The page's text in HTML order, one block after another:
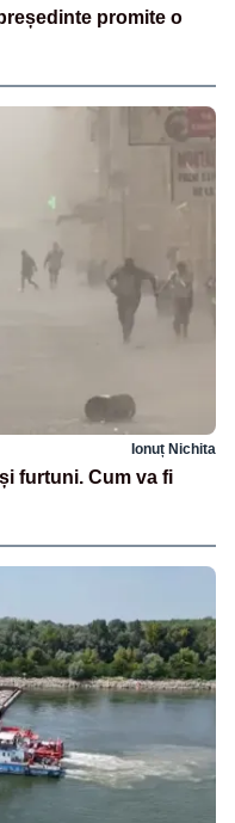
promite o
Ionuț Nichita
furtuni. Cum va fi